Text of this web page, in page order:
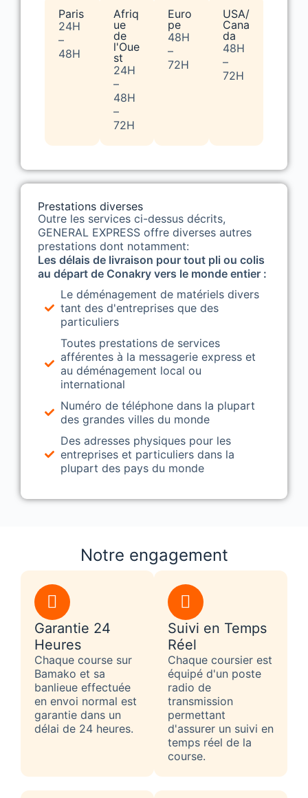
Paris
24H
–
48H
Afriq
ue
de
l'Oue
st
24H
–
48H
–
72H
Euro
pe
48H
–
72H
USA/
Cana
da
48H
–
72H
Prestations diverses
Outre les services ci-dessus décrits,
GENERAL EXPRESS offre diverses autres
prestations dont notamment:
Les délais de livraison pour tout pli ou colis
au départ de Conakry vers le monde entier :
Le déménagement de matériels divers
tant des d'entreprises que des
particuliers
Toutes prestations de services
afférentes à la messagerie express et
au déménagement local ou
international
Numéro de téléphone dans la plupart
des grandes villes du monde
Des adresses physiques pour les
entreprises et particuliers dans la
plupart des pays du monde
Notre engagement
Garantie 24
Heures
Chaque course sur
Bamako et sa
banlieue effectuée
en envoi normal est
garantie dans un
délai de 24 heures.
Suivi en Temps
Réel
Chaque coursier est
équipé d'un poste
radio de
transmission
permettant
d'assurer un suivi en
temps réel de la
course.